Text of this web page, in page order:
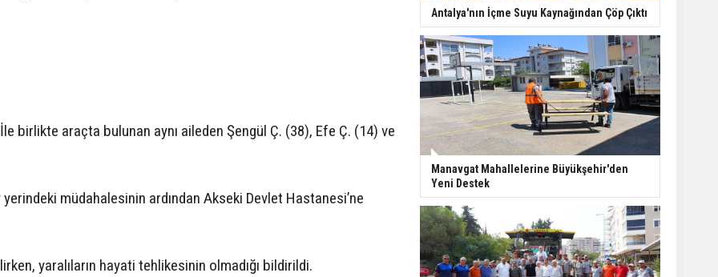
birlikte araçta bulunan aynı aileden Şengül Ç. (38), Efe Ç. (14) ve
müdahalesinin ardından Akseki Devlet Hastanesi’ne
yaralıların hayati tehlikesinin olmadığı bildirildi.
Finike açıklarında 50
yapay resif denizle
buluştu
Kepez tarihine sahip
çıkıyor: Tarihi kuyular
temizlendi
Manavgat’ta ani
beraberinde getirdi: 3
Antalya'nın İçme Suyu Kaynağından Çöp Çıktı
Manavgat Mahallelerine Büyükşehir'den
Yeni Destek